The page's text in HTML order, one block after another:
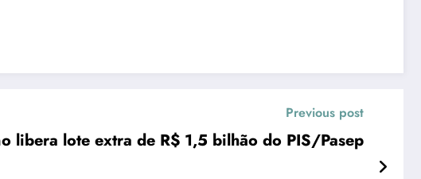
Previous post
libera lote extra de R$ 1,5 bilhão do PIS/Pasep